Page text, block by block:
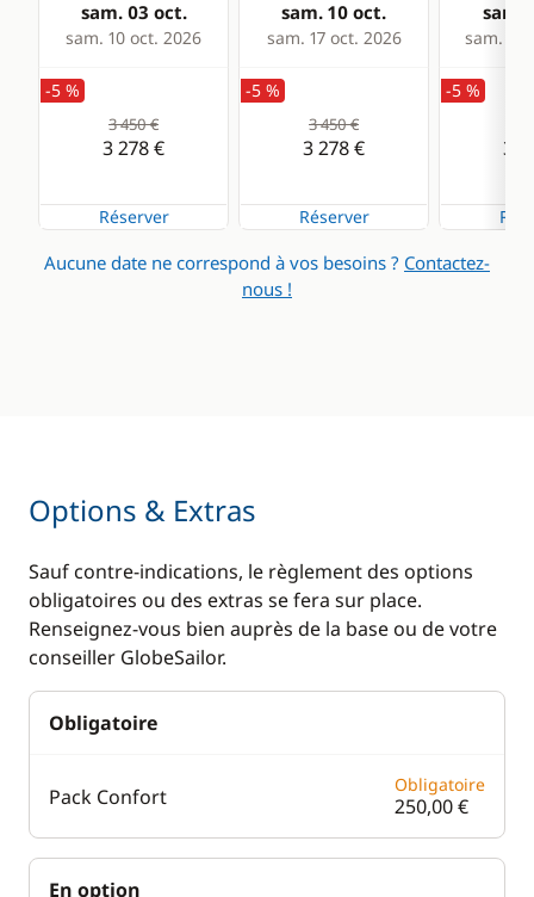
sam. 03 oct.
sam. 10 oct. 2026
sam. 10 oct.
sam. 17 oct. 2026
sam.
sam. 24
-5 %
3 450 €
3 278 €
Réserver
-5 %
3 450 €
3 278 €
Réserver
-5 %
3
Aucune date ne correspond à vos besoins ? Contactez-
nous !
Options & Extras
Sauf contre-indications, le règlement des options
obligatoires ou des extras se fera sur place.
Renseignez-vous bien auprès de la base ou de votre
conseiller GlobeSailor.
Obligatoire
Pack Confort Obligatoire
250,00 €
En option